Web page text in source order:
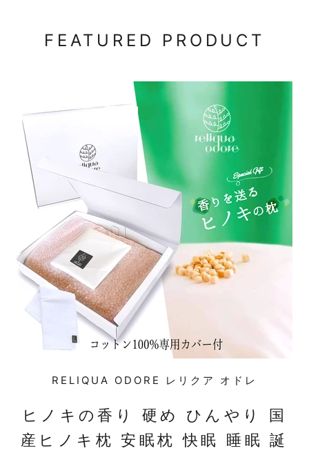
FEATURED PRODUCT
RELIQUA ODORE レリクア オドレ
ヒノキの香り 硬め ひんやり 国
産ヒノキ枕 安眠枕 快眠 睡眠 誕